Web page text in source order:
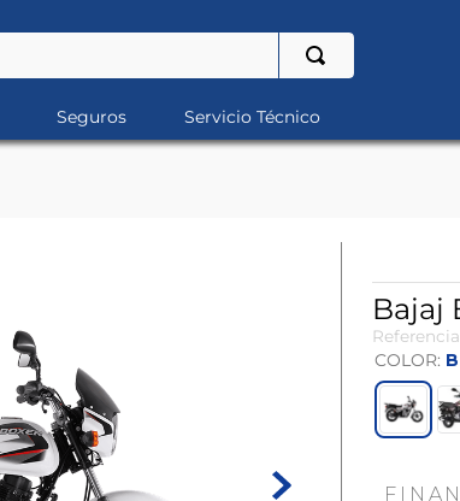
Seguros Servicio Técnico
Bajaj
Referencia
COLOR: